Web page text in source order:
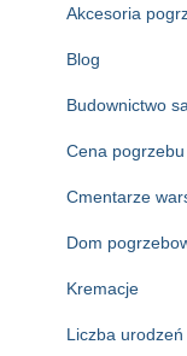
Akcesoria
Blog
Budownictwo
Cena pogrzebu
Cmentarze
Dom
Kremacje
Liczba